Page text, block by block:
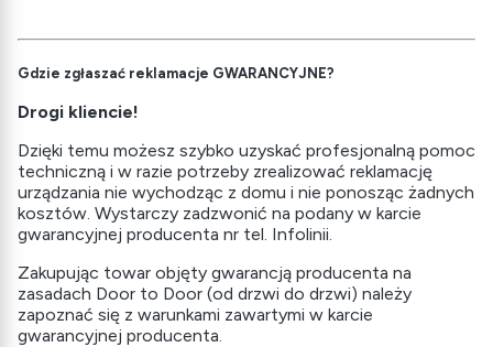
Gdzie zgłaszać reklamacje GWARANCYJNE?
Drogi kliencie!
Dzięki temu możesz szybko uzyskać profesjonalną pomoc
techniczną i w razie potrzeby zrealizować reklamację
urządzania nie wychodząc z domu i nie ponosząc żadnych
kosztów. Wystarczy zadzwonić na podany w karcie
gwarancyjnej producenta nr tel. Infolinii.
Zakupując towar objęty gwarancją producenta na
zasadach Door to Door (od drzwi do drzwi) należy
zapoznać się z warunkami zawartymi w karcie
gwarancyjnej producenta.